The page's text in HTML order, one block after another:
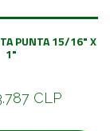
PUNTA 15/16" X
1"
CLP